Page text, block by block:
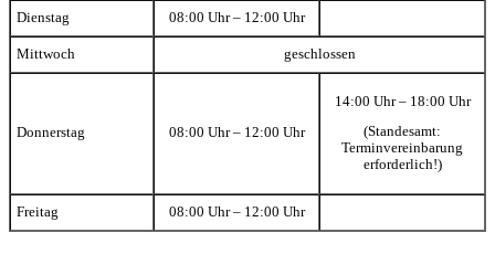
Dienstag 08:00 Uhr – 12:00 Uhr
Mittwoch geschlossen
Donnerstag 08:00 Uhr – 12:00 Uhr
14:00 Uhr – 18:00 Uhr
(Standesamt:
Terminvereinbarung
erforderlich!)
Freitag 08:00 Uhr – 12:00 Uhr